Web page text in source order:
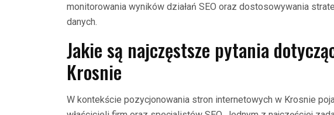
monitorowania wyników działań SEO oraz dostosowywania
danych.
Jakie są najczęstsze pytania
Krosnie
W kontekście pozycjonowania stron internetowych w Krosnie